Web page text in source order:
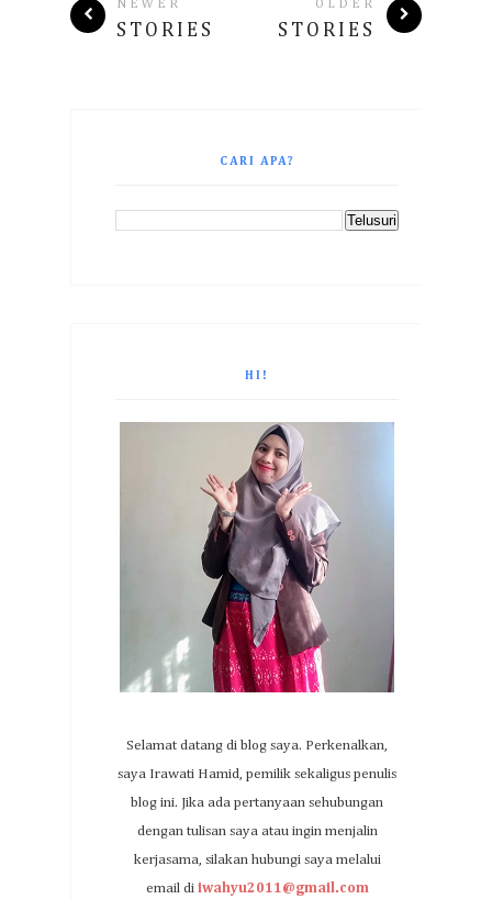
NEWER
STORIES
OLDER
STORIES
CARI APA?
HI!
Selamat datang di blog saya. Perkenalkan,
saya Irawati Hamid, pemilik sekaligus penulis
blog ini. Jika ada pertanyaan sehubungan
dengan tulisan saya atau ingin menjalin
kerjasama, silakan hubungi saya melalui
email di iwahyu2011@gmail.com